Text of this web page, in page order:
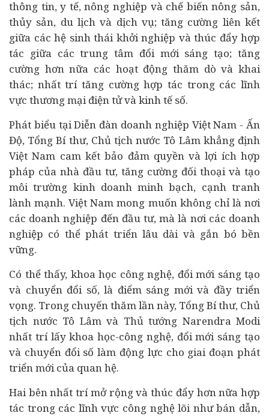
thông tin, y tế, nông nghiệp và chế biến nông sản,
thủy sản, du lịch và dịch vụ; tăng cường liên kết
giữa các hệ sinh thái khởi nghiệp và thúc đẩy hợp
tác giữa các trung tâm đổi mới sáng tạo; tăng
cường hơn nữa các hoạt động thăm dò và khai
thác; nhất trí tăng cường hợp tác trong các lĩnh
vực thương mại điện tử và kinh tế số.
Phát biểu tại Diễn đàn doanh nghiệp Việt Nam - Ấn
Độ, Tổng Bí thư, Chủ tịch nước Tô Lâm khẳng định
Việt Nam cam kết bảo đảm quyền và lợi ích hợp
pháp của nhà đầu tư, tăng cường đối thoại và tạo
môi trường kinh doanh minh bạch, cạnh tranh
lành mạnh. Việt Nam mong muốn không chỉ là nơi
các doanh nghiệp đến đầu tư, mà là nơi các doanh
nghiệp có thể phát triển lâu dài và gắn bó bền
vững.
Có thể thấy, khoa học công nghệ, đổi mới sáng tạo
và chuyển đổi số, là điểm sáng mới và đầy triển
vọng. Trong chuyến thăm lần này, Tổng Bí thư, Chủ
tịch nước Tô Lâm và Thủ tướng Narendra Modi
nhất trí lấy khoa học-công nghệ, đổi mới sáng tạo
và chuyển đổi số làm động lực cho giai đoạn phát
triển mới của quan hệ.
Hai bên nhất trí mở rộng và thúc đẩy hơn nữa hợp
tác trong các lĩnh vực công nghệ lõi như bán dẫn,